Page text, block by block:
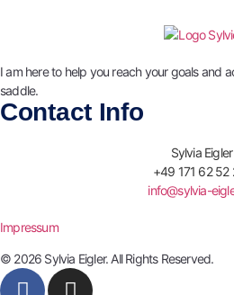
I am here to help you reach your goals and
saddle.
Contact Info
Sylvia Eigler
+49 171 62 52
info@sylvia-
Impressum
© 2026 Sylvia Eigler. All Rights Reserved.